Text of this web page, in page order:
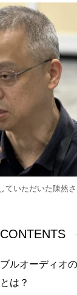
いただいた陳然さ
CONTENTS
ルオーディオ
は？